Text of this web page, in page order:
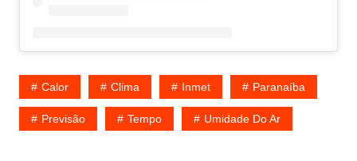
Calor Clima Inmet Paranaíba
Previsão Tempo Umidade Do Ar